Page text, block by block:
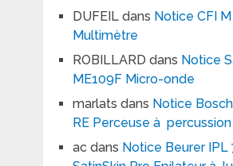
DUFEILdans Notice CFI
Multimètre
ROBILLARD dans Notice
ME109F Micro-onde
marlats dans Notice
RE Perceuse à percussion
acdans Notice Beurer IPL